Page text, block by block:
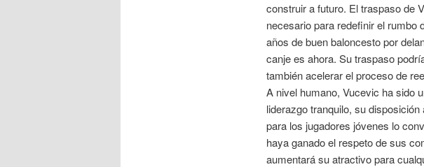
construir a futuro. El traspaso de
necesario para redefinir el rumbo
años de buen baloncesto por
canje es ahora. Su traspaso
también acelerar el proceso de
A nivel humano, Vucevic ha sido
liderazgo tranquilo, su
para los jugadores jóvenes lo
haya ganado el respeto de sus
aumentará su atractivo para